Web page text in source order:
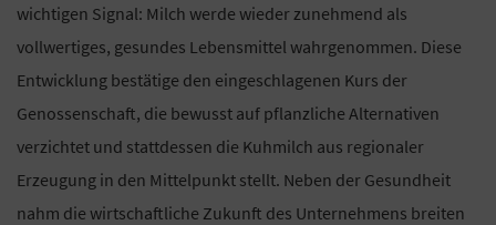
wichtigen Signal: Milch werde wieder zunehmend als
vollwertiges, gesundes Lebensmittel wahrgenommen. Diese
Entwicklung bestätige den eingeschlagenen Kurs der
Genossenschaft, die bewusst auf pflanzliche Alternativen
verzichtet und stattdessen die Kuhmilch aus regionaler
Erzeugung in den Mittelpunkt stellt. Neben der Gesundheit
nahm die wirtschaftliche Zukunft des Unternehmens breiten